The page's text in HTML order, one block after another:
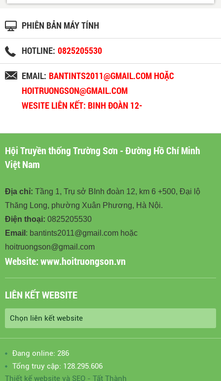
PHIÊN BẢN MÁY TÍNH
HOTLINE: 0825205530
EMAIL: BANTINTS2011@GMAIL.COM HOẶC
HOITRUONGSON@GMAIL.COM
WESITE LIÊN KẾT: BINH ĐOÀN 12-
Hội Truyền thống Trường Sơn - Đường Hồ Chí Minh
Việt Nam
Địa chỉ: Tầng 1, Trụ sở BInh đoàn 12, km 6 +500, Đại lộ
Thăng Long, phường Xuân Phương, Hà Nội.
Điện thoại: 0825205530
Email : bantints2011@gmail.com hoặc
hoitruongson@gmail.com
Website:www.hoitruongson.vn
LIÊN KẾT WEBSITE
Đang online: 286
Tổng truy cập: 128.295.606
Thiết kế website và SEO - Tất Thành